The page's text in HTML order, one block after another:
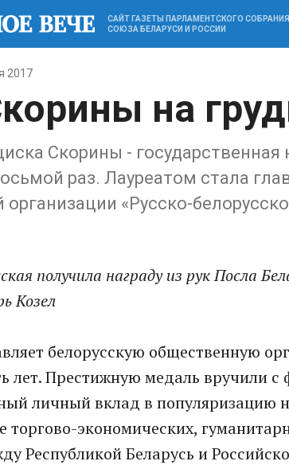
САЙТ ГАЗЕТЫ ПАРЛАМЕНТСКОГО СОБРАНИЯ
СОЮЗА БЕЛАРУСИ И РОССИИ
2017
на
Скорины - государственная
раз. Лауреатом стала
«Русско-
получила награду из рук Посла
Козел
белорусскую общественную
лет. Престижную медаль вручили с
личный вклад в популяризацию
торгово-экономических,
Республикой Беларусь и